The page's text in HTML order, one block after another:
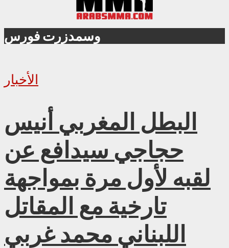
وسمدزرت فورس
الأخبار
البطل المغربي أنيس
حجاجي سيدافع عن
لقبه لأول مرة بمواجهة
تارخية مع المقاتل
اللبناني محمد غربي